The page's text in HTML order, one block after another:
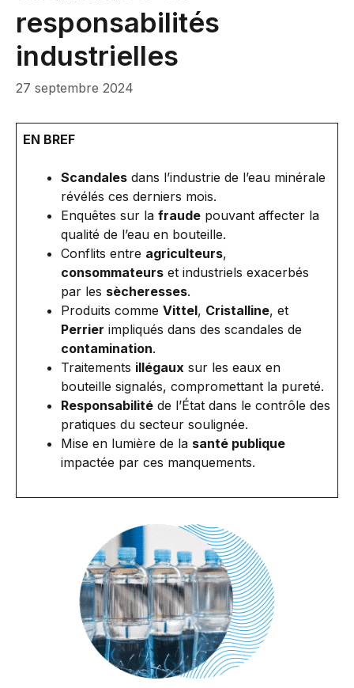
responsabilités
industrielles
27 septembre 2024
EN BREF
Scandales dans l’industrie de l’eau minérale
révélés ces derniers mois.
Enquêtes sur la fraude pouvant affecter la
qualité de l’eau en bouteille.
Conflits entre agriculteurs,
consommateurs et industriels exacerbés
par les sècheresses.
Produits comme Vittel, Cristalline, et
Perrier impliqués dans des scandales de
contamination.
Traitements illégaux sur les eaux en
bouteille signalés, compromettant la pureté.
Responsabilité de l’État dans le contrôle des
pratiques du secteur soulignée.
Mise en lumière de la santé publique
impactée par ces manquements.